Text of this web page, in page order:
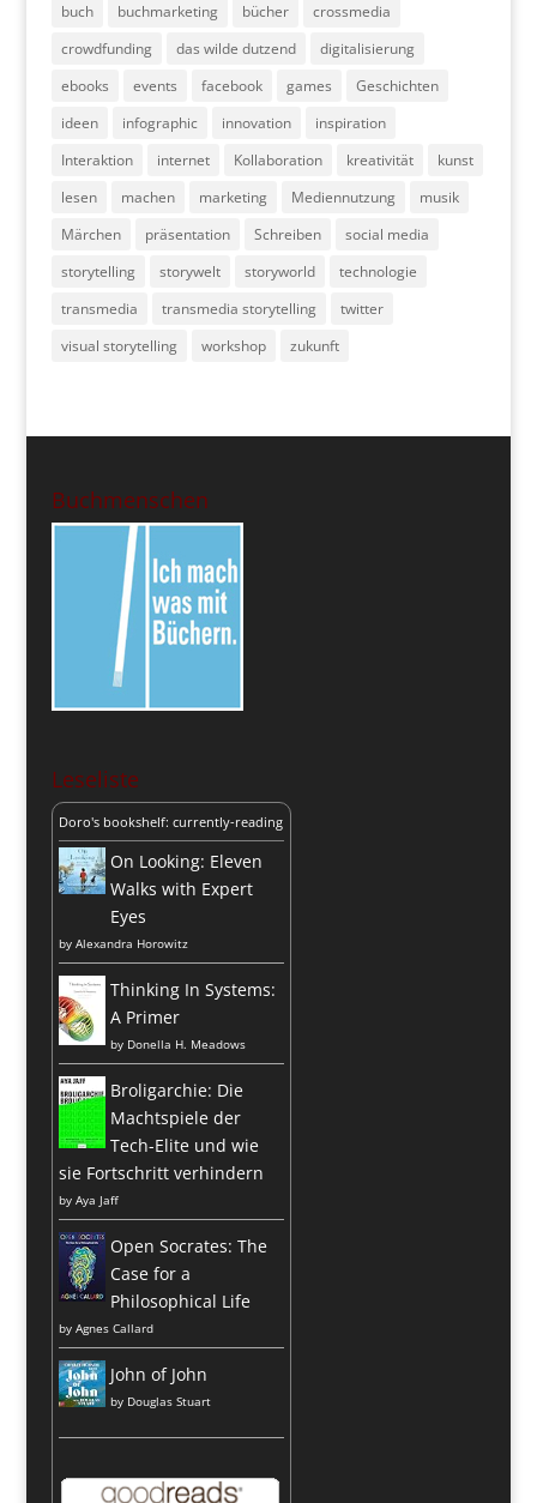
buch
buchmarketing bücher
crossmedia
crowdfunding
das wilde dutzend
digitalisierung
ebooks
events facebook games
Geschichten
ideen
infographic innovation
inspiration
Interaktion
internet Kollaboration kreativität
kunst
lesen
machen marketing Mediennutzung
musik
Märchen
präsentation Schreiben
social media
storytelling
storywelt storyworld
technologie
transmedia
transmedia storytelling
twitter
visual storytelling
workshop zukunft
Buchmenschen
Leseliste
Doro's bookshelf: currently-reading
On Looking: Eleven
Walks with Expert
Eyes
by Alexandra Horowitz
Thinking In Systems:
A Primer
by Donella H. Meadows
Broligarchie: Die
Machtspiele der
Tech-Elite und wie
sie Fortschritt verhindern
by Aya Jaff
Open Socrates: The
Case for a
Philosophical Life
by Agnes Callard
John of John
by Douglas Stuart